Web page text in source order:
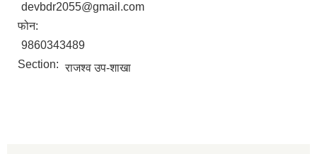
devbdr2055@gmail.com
फोन:
9860343489
Section: राजश्व उप-शाखा